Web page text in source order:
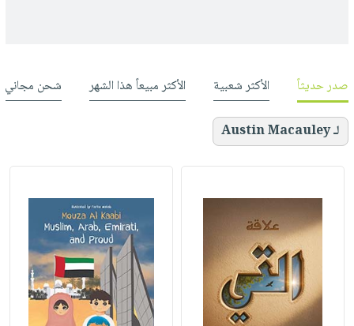
صدر حديثاً الأكثر شعبية الأكثر مبيعاً هذا الشهر شحن مجاني
لـ Austin Macauley